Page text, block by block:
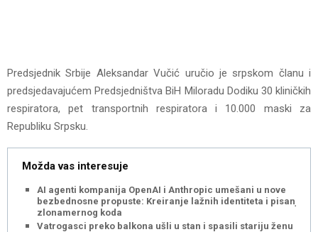
Predsjednik Srbije Aleksandar Vučić uručio je srpskom članu i
predsjedavajućem Predsjedništva BiH Miloradu Dodiku 30 kliničkih
respiratora, pet transportnih respiratora i 10.000 maski za
Republiku Srpsku.
Možda vas interesuje
AI agenti kompanija OpenAI i Anthropic umešani u nove
bezbednosne propuste: Kreiranje lažnih identiteta i pisanje
zlonamernog koda
Vatrogasci preko balkona ušli u stan i spasili stariju ženu